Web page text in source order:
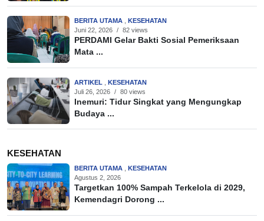
BERITA UTAMA
KESEHATAN
Juni 22, 2026 / 82 views
PERDAMI Gelar Bakti Sosial Pemeriksaan
Mata ...
ARTIKEL
KESEHATAN
Juli 26, 2026 / 80 views
Inemuri: Tidur Singkat yang Mengungkap
Budaya ...
KESEHATAN
BERITA UTAMA
KESEHATAN
Agustus 2, 2026
Targetkan 100% Sampah Terkelola di 2029,
Kemendagri Dorong ...